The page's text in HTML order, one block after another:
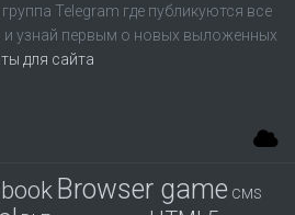
Telegram где публикуются все
узнай первым о новых выложенных
для сайта
book Browser game CMS